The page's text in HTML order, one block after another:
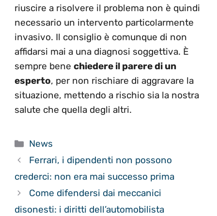
riuscire a risolvere il problema non è quindi
necessario un intervento particolarmente
invasivo. Il consiglio è comunque di non
affidarsi mai a una diagnosi soggettiva. È
sempre bene chiedere il parere di un
esperto, per non rischiare di aggravare la
situazione, mettendo a rischio sia la nostra
salute che quella degli altri.
Categorie
News
Ferrari, i dipendenti non possono
crederci: non era mai successo prima
Come difendersi dai meccanici
disonesti: i diritti dell’automobilista